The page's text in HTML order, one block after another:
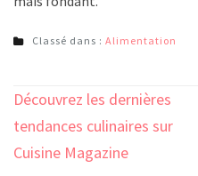
Classé dans : Alimentation
Navigation
de
l’article
Découvrez les dernières
tendances culinaires sur
Cuisine Magazine